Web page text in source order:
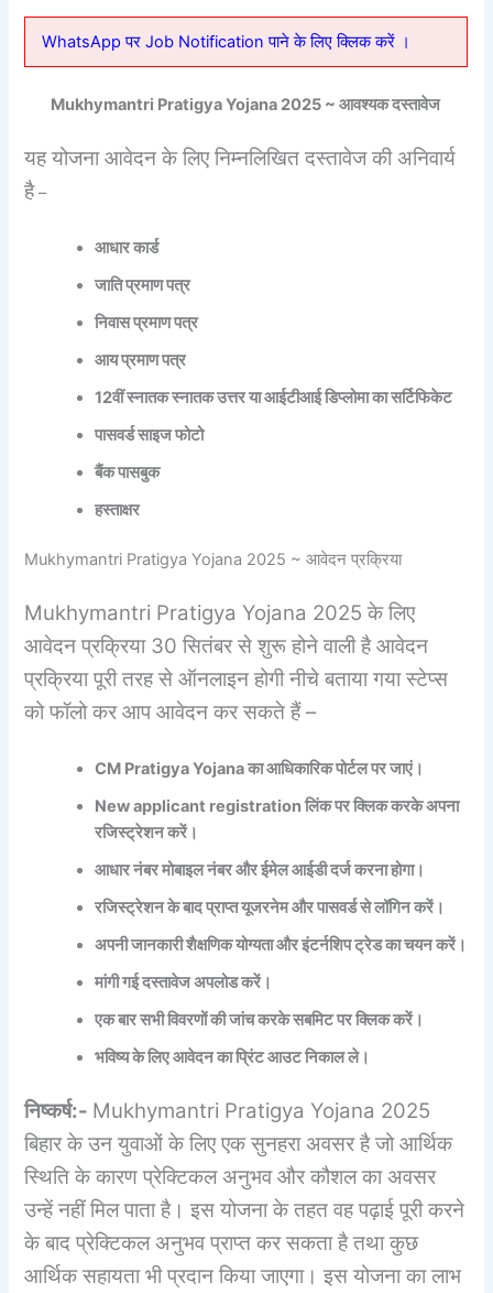
WhatsApp पर Job Notification पाने के लिए क्लिक करें ।
Mukhymantri Pratigya Yojana 2025 ~ आवश्यक दस्तावेज
यह योजना आवेदन के लिए निम्नलिखित दस्तावेज की अनिवार्य
है–
आधार कार्ड
जाति प्रमाण पत्र
निवास प्रमाण पत्र
आय प्रमाण पत्र
12वीं स्नातक स्नातक उत्तर या आईटीआई डिप्लोमा का सर्टिफिकेट
पासवर्ड साइज फोटो
बैंक पासबुक
हस्ताक्षर
Mukhymantri Pratigya Yojana 2025 ~ आवेदन प्रक्रिया
Mukhymantri Pratigya Yojana 2025 के लिए
आवेदन प्रक्रिया 30 सितंबर से शुरू होने वाली है आवेदन
प्रक्रिया पूरी तरह से ऑनलाइन होगी नीचे बताया गया स्टेप्स
को फॉलो कर आप आवेदन कर सकते हैं –
CM Pratigya Yojana का आधिकारिक पोर्टल पर जाएं।
New applicant registration लिंक पर क्लिक करके अपना
रजिस्ट्रेशन करें।
आधार नंबर मोबाइल नंबर और ईमेल आईडी दर्ज करना होगा।
रजिस्ट्रेशन के बाद प्राप्त यूजरनेम और पासवर्ड से लॉगिन करें।
अपनी जानकारी शैक्षणिक योग्यता और इंटर्नशिप ट्रेड का चयन करें।
मांगी गई दस्तावेज अपलोड करें।
एक बार सभी विवरणों की जांच करके सबमिट पर क्लिक करें।
भविष्य के लिए आवेदन का प्रिंट आउट निकाल ले।
निष्कर्ष:- Mukhymantri Pratigya Yojana 2025
बिहार के उन युवाओं के लिए एक सुनहरा अवसर है जो आर्थिक
स्थिति के कारण प्रेक्टिकल अनुभव और कौशल का अवसर
उन्हें नहीं मिल पाता है। इस योजना के तहत वह पढ़ाई पूरी करने
के बाद प्रेक्टिकल अनुभव प्राप्त कर सकता है तथा कुछ
आर्थिक सहायता भी प्रदान किया जाएगा। इस योजना का लाभ